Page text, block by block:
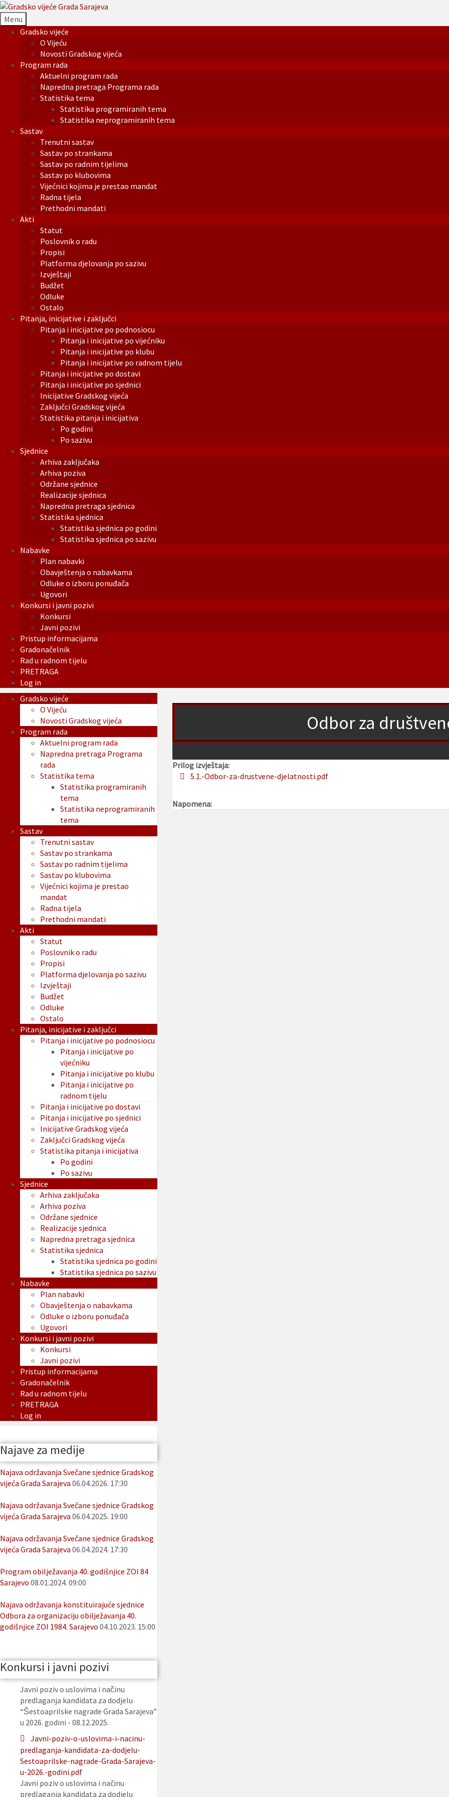
Menu
Gradsko vijeće
O Vijeću
Novosti Gradskog vijeća
Program rada
Aktuelni program rada
Napredna pretraga Programa rada
Statistika tema
Statistika programiranih tema
Statistika neprogramiranih tema
Sastav
Trenutni sastav
Sastav po strankama
Sastav po radnim tijelima
Sastav po klubovima
Vijećnici kojima je prestao mandat
Radna tijela
Prethodni mandati
Akti
Statut
Poslovnik o radu
Propisi
Platforma djelovanja po sazivu
Izvještaji
Budžet
Odluke
Ostalo
Pitanja, inicijative i zaključci
Pitanja i inicijative po podnosiocu
Pitanja i inicijative po vijećniku
Pitanja i inicijative po klubu
Pitanja i inicijative po radnom tijelu
Pitanja i inicijative po dostavi
Pitanja i inicijative po sjednici
Inicijative Gradskog vijeća
Zaključci Gradskog vijeća
Statistika pitanja i inicijativa
Po godini
Po sazivu
Sjednice
Arhiva zaključaka
Arhiva poziva
Održane sjednice
Realizacije sjednica
Napredna pretraga sjednica
Statistika sjednica
Statistika sjednica po godini
Statistika sjednica po sazivu
Nabavke
Plan nabavki
Obavještenja o nabavkama
Odluke o izboru ponuđača
Ugovori
Konkursi i javni pozivi
Konkursi
Javni pozivi
Pristup informacijama
Gradonačelnik
Rad u radnom tijelu
PRETRAGA
Log in
Odbor za
Prilog izvještaja:
5.1.-Odbor-za-drustvene-djelatnosti.pdf
Napomena:
Gradsko vijeće
O Vijeću
Novosti Gradskog vijeća
Program rada
Aktuelni program rada
Napredna pretraga Programa
rada
Statistika tema
Statistika programiranih
tema
Statistika neprogramiranih
tema
Sastav
Trenutni sastav
Sastav po strankama
Sastav po radnim tijelima
Sastav po klubovima
Vijećnici kojima je prestao
mandat
Radna tijela
Prethodni mandati
Akti
Statut
Poslovnik o radu
Propisi
Platforma djelovanja po sazivu
Izvještaji
Budžet
Odluke
Ostalo
Pitanja, inicijative i zaključci
Pitanja i inicijative po podnosiocu
Pitanja i inicijative po
vijećniku
Pitanja i inicijative po klubu
Pitanja i inicijative po
radnom tijelu
Pitanja i inicijative po dostavi
Pitanja i inicijative po sjednici
Inicijative Gradskog vijeća
Zaključci Gradskog vijeća
Statistika pitanja i inicijativa
Po godini
Po sazivu
Sjednice
Arhiva zaključaka
Arhiva poziva
Održane sjednice
Realizacije sjednica
Napredna pretraga sjednica
Statistika sjednica
Statistika sjednica po godini
Statistika sjednica po sazivu
Nabavke
Plan nabavki
Obavještenja o nabavkama
Odluke o izboru ponuđača
Ugovori
Konkursi i javni pozivi
Konkursi
Javni pozivi
Pristup informacijama
Gradonačelnik
Rad u radnom tijelu
PRETRAGA
Log in
Najave za medije
Najava održavanja Svečane sjednice Gradskog
vijeća Grada Sarajeva 06.04.2026. 17:30
Najava održavanja Svečane sjednice Gradskog
vijeća Grada Sarajeva 06.04.2025. 19:00
Najava održavanja Svečane sjednice Gradskog
vijeća Grada Sarajeva 06.04.2024. 17:30
Program obilježavanja 40. godišnjice ZOI 84
Sarajevo 08.01.2024. 09:00
Najava održavanja konstituirajuće sjednice
Odbora za organizaciju obilježavanja 40.
godišnjice ZOI 1984. Sarajevo 04.10.2023. 15:00
Konkursi i javni pozivi
Javni poziv o uslovima i načinu
predlaganja kandidata za dodjelu
“Šestoaprilske nagrade Grada Sarajeva”
u 2026. godini - 08.12.2025.
Javni-poziv-o-uslovima-i-nacinu-
predlaganja-kandidata-za-dodjelu-
Sestoaprilske-nagrade-Grada-Sarajeva-
u-2026.-godini.pdf
Javni poziv o uslovima i načinu
predlaganja kandidata za dodjelu